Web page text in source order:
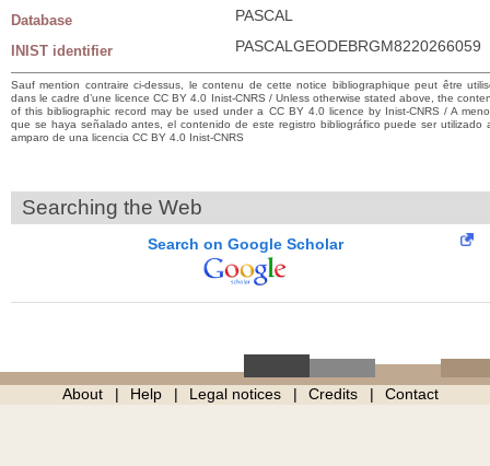
Database PASCAL
INIST identifier PASCALGEODEBRGM8220266059
Sauf mention contraire ci-dessus, le contenu de cette notice bibliographique peut être
dans le cadre d’une licence CC BY 4.0 Inist-CNRS / Unless otherwise stated above, the
of this bibliographic record may be used under a CC BY 4.0 licence by Inist-CNRS / A
que se haya señalado antes, el contenido de este registro bibliográfico puede ser utilizado
amparo de una licencia CC BY 4.0 Inist-CNRS
Searching the Web
Search on Google Scholar
About Help Legal notices Credits Contact